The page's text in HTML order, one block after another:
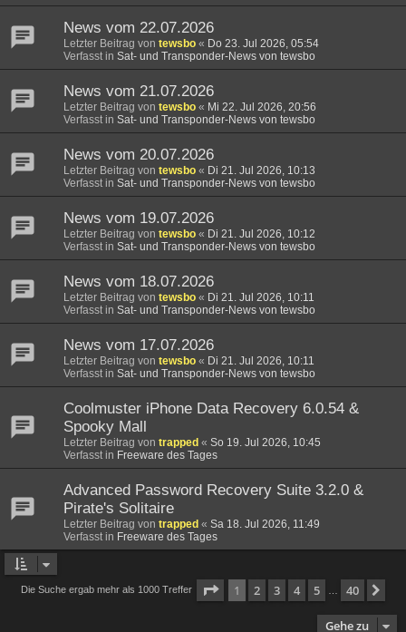
News vom 22.07.2026
Letzter Beitrag von tewsbo « Do 23. Jul 2026, 05:54
Verfasst in Sat- und Transponder-News von tewsbo
News vom 21.07.2026
Letzter Beitrag von tewsbo « Mi 22. Jul 2026, 20:56
Verfasst in Sat- und Transponder-News von tewsbo
News vom 20.07.2026
Letzter Beitrag von tewsbo « Di 21. Jul 2026, 10:13
Verfasst in Sat- und Transponder-News von tewsbo
News vom 19.07.2026
Letzter Beitrag von tewsbo « Di 21. Jul 2026, 10:12
Verfasst in Sat- und Transponder-News von tewsbo
News vom 18.07.2026
Letzter Beitrag von tewsbo « Di 21. Jul 2026, 10:11
Verfasst in Sat- und Transponder-News von tewsbo
News vom 17.07.2026
Letzter Beitrag von tewsbo « Di 21. Jul 2026, 10:11
Verfasst in Sat- und Transponder-News von tewsbo
Coolmuster iPhone Data Recovery 6.0.54 &
Spooky Mall
Letzter Beitrag von trapped « So 19. Jul 2026, 10:45
Verfasst in Freeware des Tages
Advanced Password Recovery Suite 3.2.0 &
Pirate's Solitaire
Letzter Beitrag von trapped « Sa 18. Jul 2026, 11:49
Verfasst in Freeware des Tages
Die Suche ergab mehr als 1000 Treffer Seite 1von 40
1 2 3 4 5 40
Gehe zu